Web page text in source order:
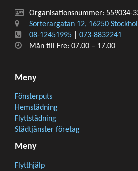
Organisationsnummer: 559034-
Sorterargatan 12, 16250
08-12451995
073-8832241
Mån till Fre: 07.00 – 17.00
Meny
Fönsterputs
Hemstädning
Flyttstädning
Städtjänster företag
Meny
Flytthjälp